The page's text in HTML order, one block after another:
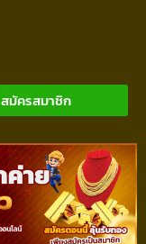
สมัครสมาชิก